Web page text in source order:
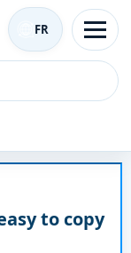
FR
to copy